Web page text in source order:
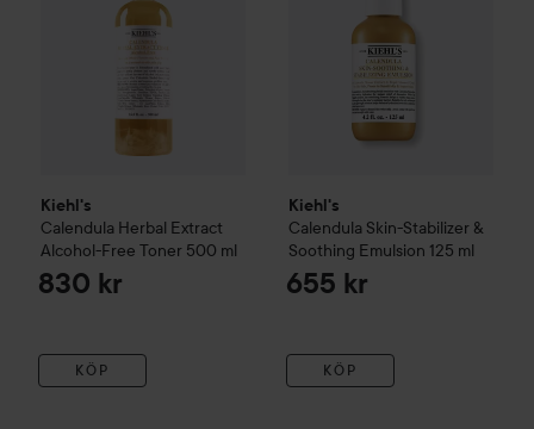
Kiehl's
Calendula Herbal Extract
Alcohol-Free Toner 500 ml
830 kr
KÖP
Kiehl's
Calendula Skin-Stabilizer &
Soothing Emulsion 125 ml
655 kr
KÖP